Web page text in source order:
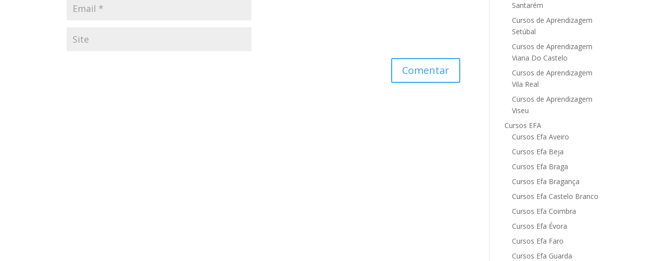
Santarém
Cursos de Aprendizagem
Setúbal
Cursos de Aprendizagem
Viana Do Castelo
Cursos de Aprendizagem
Vila Real
Cursos de Aprendizagem
Viseu
Cursos EFA
Cursos Efa Aveiro
Cursos Efa Beja
Cursos Efa Braga
Cursos Efa Bragança
Cursos Efa Castelo Branco
Cursos Efa Coimbra
Cursos Efa Évora
Cursos Efa Faro
Cursos Efa Guarda